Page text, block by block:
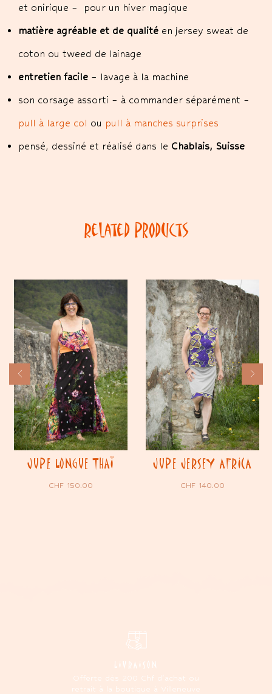
et onirique – pour un hiver magique
matière agréable et de qualité en jersey sweat de
coton ou tweed de lainage
entretien facile – lavage à la machine
son corsage assorti – à commander séparément –
pull à large col ou pull à manches surprises
pensé, dessiné et réalisé dans le Chablais, Suisse
Related Products
JUPE LONGUE THAÏ
CHF150.00
JUPE JERSEY AFRICA
CHF140.00
LIVRAISON
Offerte dès 200 Chf d'achat ou
retrait à la boutique à Villeneuve